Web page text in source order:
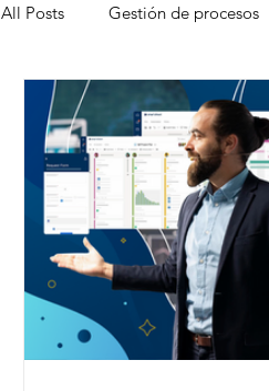
All Posts Gestión de procesos
Smartsheet Smartsheet
Innovación
Gestión de pruebas
Aplicación móvil